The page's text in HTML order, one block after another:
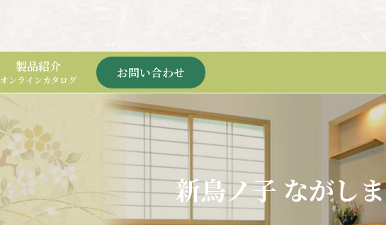
製品紹介
オンラインカタログ
新鳥ノ子
お問い合わせ
新鳥ノ子 ながしま